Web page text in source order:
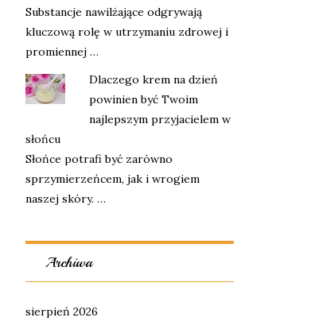
Substancje nawilżające odgrywają
kluczową rolę w utrzymaniu zdrowej i
promiennej …
Dlaczego krem na dzień
powinien być Twoim
najlepszym przyjacielem w
słońcu
Słońce potrafi być zarówno
sprzymierzeńcem, jak i wrogiem
naszej skóry. …
Archiwa
sierpień 2026